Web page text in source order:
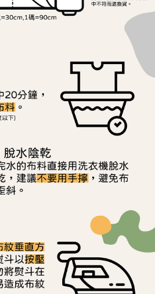
該用戶之使用額度並採取法律行動。